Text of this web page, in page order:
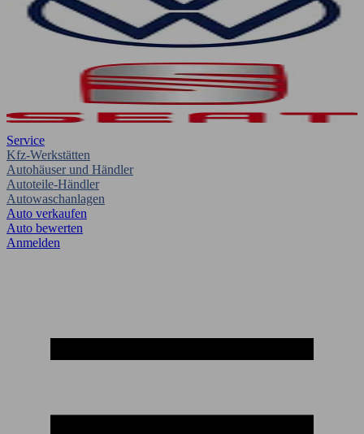
Service
Kfz-Werkstätten
Autohäuser und Händler
Autoteile-Händler
Autowaschanlagen
Auto verkaufen
Auto bewerten
Anmelden